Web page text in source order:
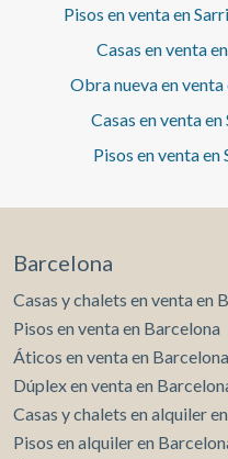
Pisos en venta en
Casas en venta
Obra nueva en
Casas en venta
Pisos en venta
Barcelona
Casas y chalets en venta en
Pisos en venta en Barcelona
Áticos en venta en Barcelona
Dúplex en venta en
Casas y chalets en alquiler
Pisos en alquiler en